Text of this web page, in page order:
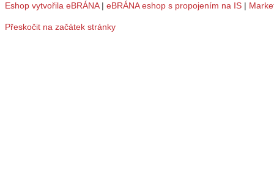
Eshop vytvořila eBRÁNA| eBRÁNA eshop s propojením na IS |
Přeskočit na začátek stránky